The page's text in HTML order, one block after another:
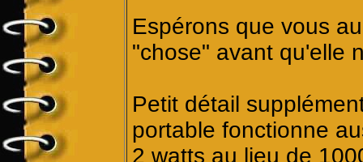
Espérons que vous
"chose" avant qu'elle
Petit détail
portable fonctionne
2 watts au lieu de